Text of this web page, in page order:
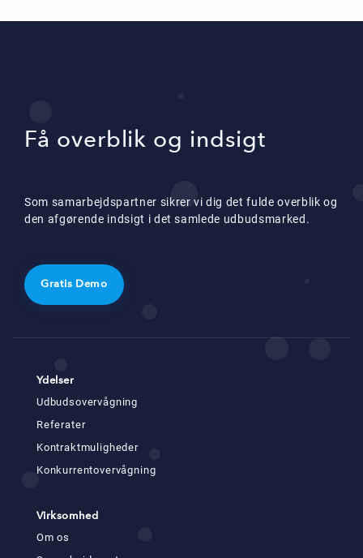
Få overblik og indsigt
Som samarbejdspartner sikrer vi dig det fulde overblik og
den afgørende indsigt i det samlede udbudsmarked.
Gratis Demo
Virksomhed
Om os
Ydelser
Udbudsovervågning
Referater
Kontraktmuligheder
Konkurrentovervågning